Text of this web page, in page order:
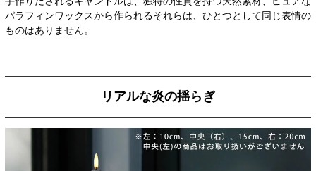
パラフィンワックスから作られるそれらは、ひとつとして同じ表情の
ものはありません。
リアルな炎の揺らぎ